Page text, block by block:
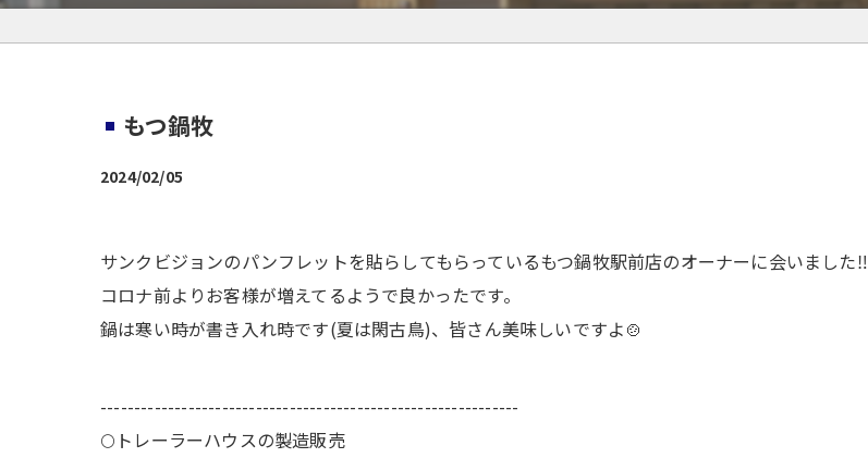
もつ鍋牧
2024/02/05
サンクビジョンのパンフレットを貼らしてもらっているもつ鍋牧駅前店のオーナーに会いました‼️
コロナ前よりお客様が増えてるようで良かったです。
鍋は寒い時が書き入れ時です(夏は閑古鳥)、皆さん美味しいですよ🍲
--------------------------------------------------------------
🌕️トレーラーハウスの製造販売